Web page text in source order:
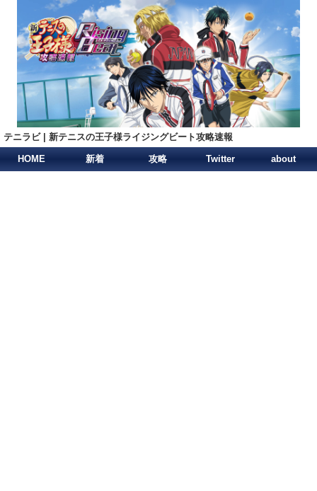
テニラビ | 新テニスの王子様ライジングビート攻略速報
HOME 新着 攻略 Twitter about